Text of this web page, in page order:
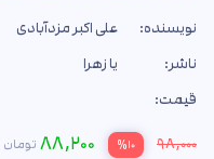
نویسنده:
علی اکبر مزدآبادی
ناشر:
یا زهرا
قیمت:
۹۸,۰۰۰ %۱۰ ۸۸,۲۰۰ تومان